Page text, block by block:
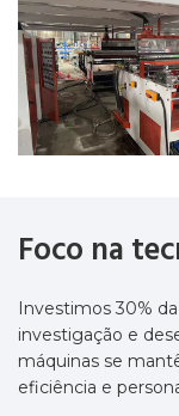
Foco na
Investimos 30%
investigação e
máquinas se
eficiência e